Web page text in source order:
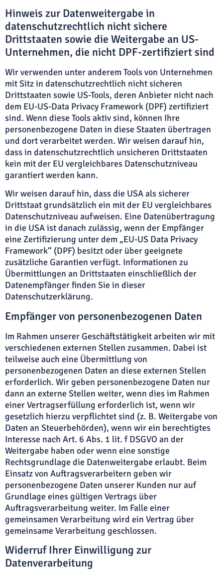
Hinweis zur Datenweitergabe in
datenschutzrechtlich nicht sichere
Drittstaaten sowie die Weitergabe an US-
Unternehmen, die nicht DPF-zertifiziert sind
Wir verwenden unter anderem Tools von Unternehmen
mit Sitz in datenschutzrechtlich nicht sicheren
Drittstaaten sowie US-Tools, deren Anbieter nicht nach
dem EU-US-Data Privacy Framework (DPF) zertifiziert
sind. Wenn diese Tools aktiv sind, können Ihre
personenbezogene Daten in diese Staaten übertragen
und dort verarbeitet werden. Wir weisen darauf hin,
dass in datenschutzrechtlich unsicheren Drittstaaten
kein mit der EU vergleichbares Datenschutzniveau
garantiert werden kann.
Wir weisen darauf hin, dass die USA als sicherer
Drittstaat grundsätzlich ein mit der EU vergleichbares
Datenschutzniveau aufweisen. Eine Datenübertragung
in die USA ist danach zulässig, wenn der Empfänger
eine Zertifizierung unter dem „EU-US Data Privacy
Framework“ (DPF) besitzt oder über geeignete
zusätzliche Garantien verfügt. Informationen zu
Übermittlungen an Drittstaaten einschließlich der
Datenempfänger finden Sie in dieser
Datenschutzerklärung.
Empfänger von personenbezogenen Daten
Im Rahmen unserer Geschäftstätigkeit arbeiten wir mit
verschiedenen externen Stellen zusammen. Dabei ist
teilweise auch eine Übermittlung von
personenbezogenen Daten an diese externen Stellen
erforderlich. Wir geben personenbezogene Daten nur
dann an externe Stellen weiter, wenn dies im Rahmen
einer Vertragserfüllung erforderlich ist, wenn wir
gesetzlich hierzu verpflichtet sind (z. B. Weitergabe von
Daten an Steuerbehörden), wenn wir ein berechtigtes
Interesse nach Art. 6 Abs. 1 lit. f DSGVO an der
Weitergabe haben oder wenn eine sonstige
Rechtsgrundlage die Datenweitergabe erlaubt. Beim
Einsatz von Auftragsverarbeitern geben wir
personenbezogene Daten unserer Kunden nur auf
Grundlage eines gültigen Vertrags über
Auftragsverarbeitung weiter. Im Falle einer
gemeinsamen Verarbeitung wird ein Vertrag über
gemeinsame Verarbeitung geschlossen.
Widerruf Ihrer Einwilligung zur
Datenverarbeitung